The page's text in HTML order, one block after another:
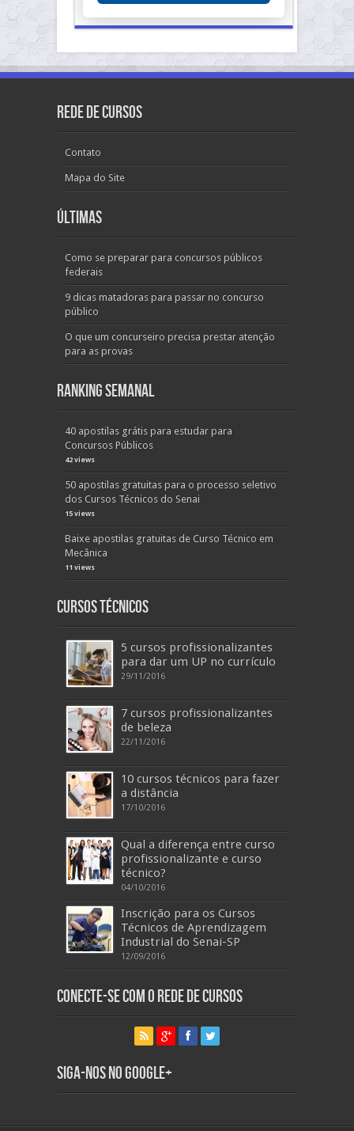
Rede de Cursos
Contato
Mapa do Site
Últimas
Como se preparar para concursos públicos
federais
9 dicas matadoras para passar no concurso
público
O que um concurseiro precisa prestar atenção
para as provas
Ranking Semanal
40 apostilas grátis para estudar para
Concursos Públicos
42 views
50 apostilas gratuitas para o processo seletivo
dos Cursos Técnicos do Senai
15 views
Baixe apostilas gratuitas de Curso Técnico em
Mecânica
11 views
Cursos Técnicos
5 cursos profissionalizantes
para dar um UP no currículo
29/11/2016
7 cursos profissionalizantes
de beleza
22/11/2016
10 cursos técnicos para fazer
a distância
17/10/2016
Qual a diferença entre curso
profissionalizante e curso
técnico?
04/10/2016
Inscrição para os Cursos
Técnicos de Aprendizagem
Industrial do Senai-SP
12/09/2016
Conecte-se com o Rede de Cursos
Siga-nos no Google+